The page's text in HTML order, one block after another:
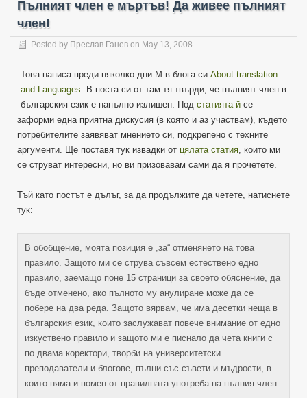
Пълният член е мъртъв! Да живее пълният
член!
Posted by Преслав Ганев on May 13, 2008
Това написа преди няколко дни М в блога си About translation
and Languages . В поста си от там тя твърди, че пълният член в
българския език е напълно излишен. Под статията й се
заформи една приятна дискусия (в която и аз участвам), където
потребителите заявяват мнението си, подкрепено с техните
аргументи. Ще поставя тук извадки от цялата статия , които ми
се струват интересни, но ви призовавам сами да я прочетете.
Тъй като постът е дълъг, за да продължите да четете, натиснете
тук:
В обобщение, моята позиция е „за“ отменянето на това
правило. Защото ми се струва съвсем естествено едно
правило, заемащо поне 15 страници за своето обяснение, да
бъде отменено, ако пълното му анулиране може да се
побере на два реда. Защото вярвам, че има десетки неща в
българския език, които заслужават повече внимание от едно
изкуствено правило и защото ми е писнало да чета книги с
по двама коректори, творби на университетски
преподаватели и блогове, пълни със съвети и мъдрости, в
които няма и помен от правилната употреба на пълния член.